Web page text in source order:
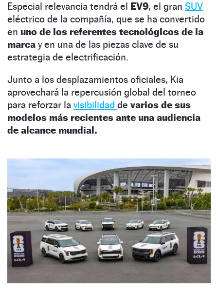
Especial relevancia tendrá el EV9, el gran SUV
eléctrico de la compañía, que se ha convertido
en uno de los referentes tecnológicos de la
marca y en una de las piezas clave de su
estrategia de electrificación.
Junto a los desplazamientos oficiales, Kia
aprovechará la repercusión global del torneo
para reforzar la visibilidad de varios de sus
modelos más recientes ante una audiencia
de alcance mundial.